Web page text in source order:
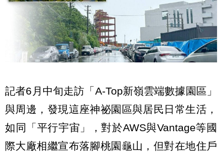
記者6月中旬走訪「A-Top新嶺雲端數據園區」
與周邊，發現這座神祕園區與居民日常生活，
如同「平行宇宙」，對於AWS與Vantage等國
際大廠相繼宣布落腳桃園龜山，但對在地住戶